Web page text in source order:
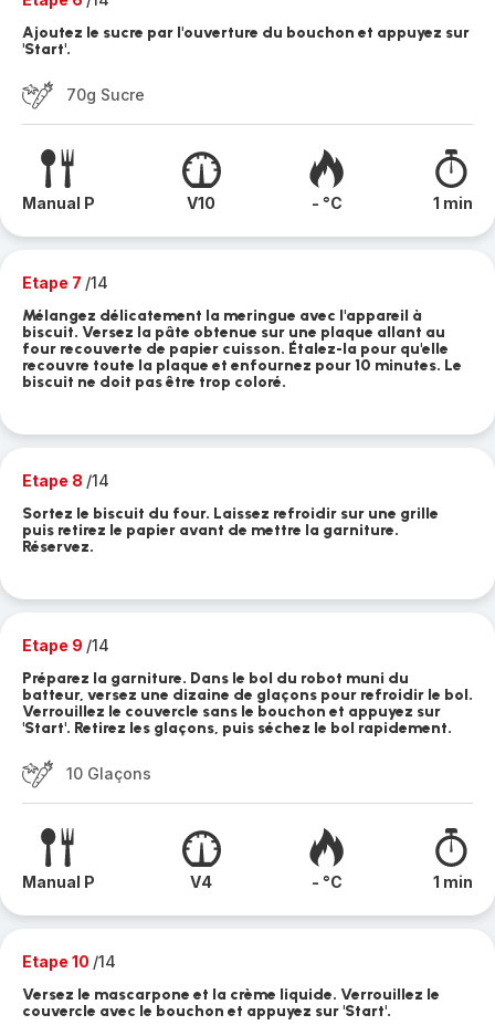
Ajoutez le sucre par l'ouverture du bouchon et appuyez sur
'Start'.
70g Sucre
Manual P V10 - °C 1 min
Etape 7 /14
Mélangez délicatement la meringue avec l'appareil à
biscuit. Versez la pâte obtenue sur une plaque allant au
four recouverte de papier cuisson. Étalez-la pour qu'elle
recouvre toute la plaque et enfournez pour 10 minutes. Le
biscuit ne doit pas être trop coloré.
Etape 8 /14
Sortez le biscuit du four. Laissez refroidir sur une grille
puis retirez le papier avant de mettre la garniture.
Réservez.
Etape 9 /14
Préparez la garniture. Dans le bol du robot muni du
batteur, versez une dizaine de glaçons pour refroidir le bol.
Verrouillez le couvercle sans le bouchon et appuyez sur
'Start'. Retirez les glaçons, puis séchez le bol rapidement.
10 Glaçons
Manual P V4 - °C 1 min
Etape 10 /14
Versez le mascarpone et la crème liquide. Verrouillez le
couvercle avec le bouchon et appuyez sur 'Start'.